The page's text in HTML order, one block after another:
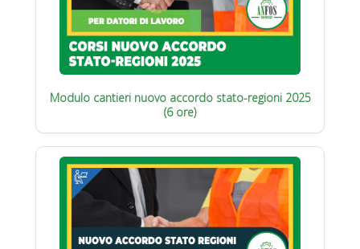
Modulo cantieri nuovo accordo stato-regioni 2025
(6 ore)